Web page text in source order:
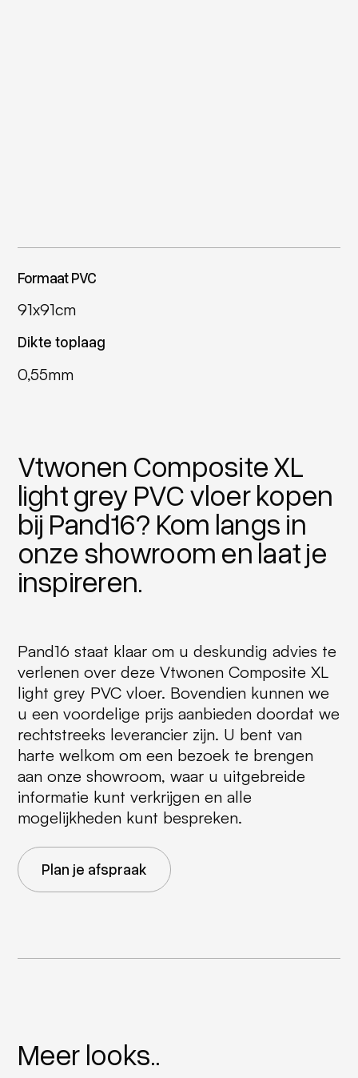
Formaat PVC
91x91cm
Dikte toplaag
0,55mm
Vtwonen Composite XL
light grey PVC vloer kopen
bij Pand16? Kom langs in
onze showroom en laat je
inspireren.
Pand16 staat klaar om u deskundig advies te
verlenen over deze Vtwonen Composite XL
light grey PVC vloer. Bovendien kunnen we
u een voordelige prijs aanbieden doordat we
rechtstreeks leverancier zijn. U bent van
harte welkom om een bezoek te brengen
aan onze showroom, waar u uitgebreide
informatie kunt verkrijgen en alle
mogelijkheden kunt bespreken.
Plan je afspraak
Meer looks..